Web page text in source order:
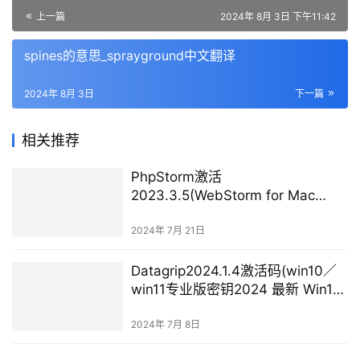
上一篇 2024年 8月 3日 下午11:42
spines的意思_sprayground中文翻译
下一篇
2024年 8月 3日
相关推荐
PhpStorm激活
2023.3.5(WebStorm for Mac
激活版下载)
2024年 7月 21日
Datagrip2024.1.4激活码(win10／
win11专业版密钥2024 最新 Win11
码)
2024年 7月 8日